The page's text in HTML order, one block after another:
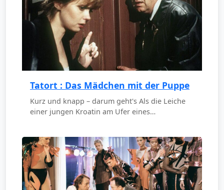
Tatort : Das Mädchen mit der Puppe
Kurz und knapp – darum geht's Als die Leiche
einer jungen Kroatin am Ufer eines…